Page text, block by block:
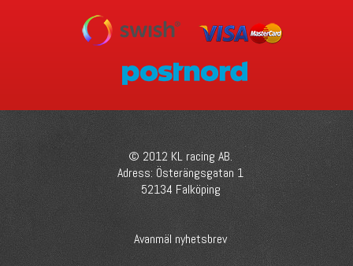
© 2012 KL racing AB.
Adress: Österängsgatan 1
52134 Falköping
Avanmäl nyhetsbrev